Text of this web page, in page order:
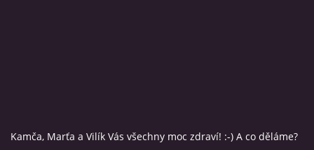
Kamča, Marťa a Vilík Vás všechny moc zdraví! :-) A co děláme?